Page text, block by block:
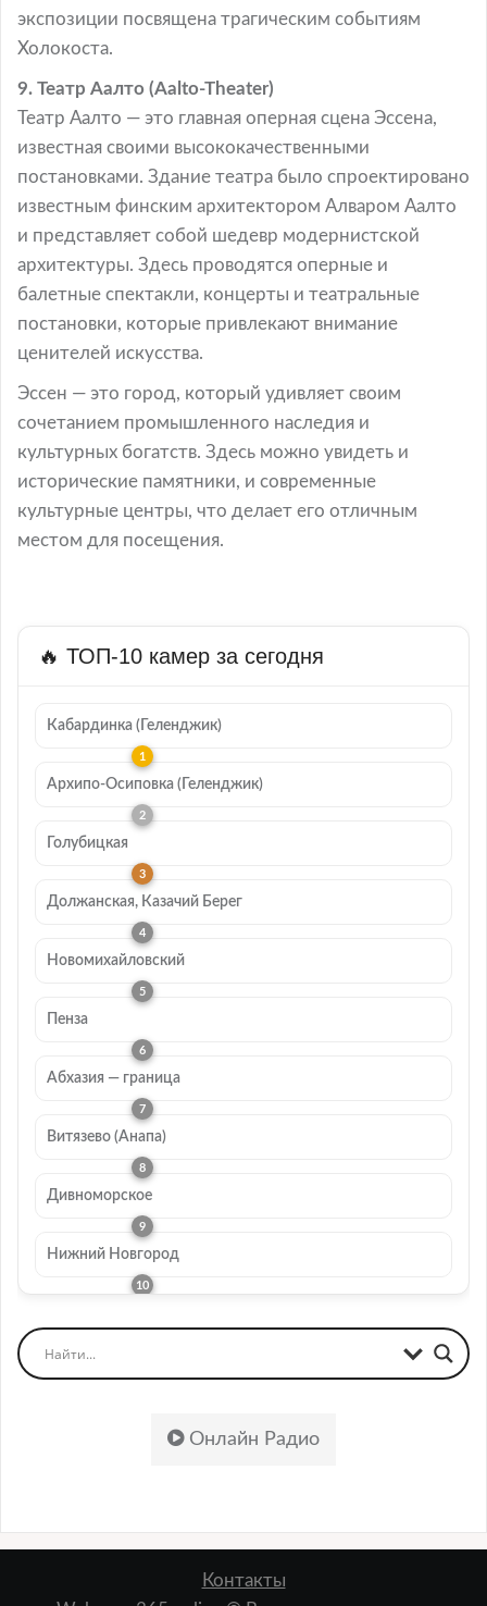
экспозиции посвящена трагическим событиям
Холокоста.
9. Театр Аалто (Aalto-Theater)
Театр Аалто — это главная оперная сцена Эссена,
известная своими высококачественными
постановками. Здание театра было спроектировано
известным финским архитектором Алваром Аалто
и представляет собой шедевр модернистской
архитектуры. Здесь проводятся оперные и
балетные спектакли, концерты и театральные
постановки, которые привлекают внимание
ценителей искусства.
Эссен — это город, который удивляет своим
сочетанием промышленного наследия и
культурных богатств. Здесь можно увидеть и
исторические памятники, и современные
культурные центры, что делает его отличным
местом для посещения.
🔥 ТОП-10 камер за сегодня
Кабардинка (Геленджик)
Архипо-Осиповка (Геленджик)
Голубицкая
Должанская, Казачий Берег
Новомихайловский
Пенза
Абхазия — граница
Витязево (Анапа)
Дивноморское
Нижний Новгород
Онлайн Радио
Контакты